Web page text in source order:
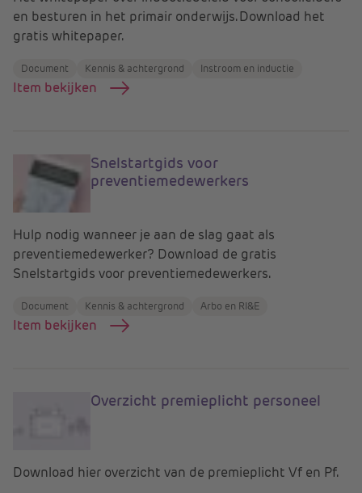
en besturen in het primair onderwijs. Download het
gratis whitepaper.
Document Kennis & achtergrond Instroom en inductie
Item bekijken
Snelstartgids voor
preventiemedewerkers
Hulp nodig wanneer je aan de slag gaat als
preventiemedewerker? Download de gratis
Snelstartgids voor preventiemedewerkers.
Document Kennis & achtergrond Arbo en RI&E
Item bekijken
Overzicht premieplicht personeel
Download hier overzicht van de premieplicht Vf en Pf.